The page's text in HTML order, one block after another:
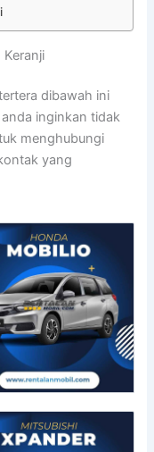
dibawah ini
inginkan tidak
menghubungi
yang